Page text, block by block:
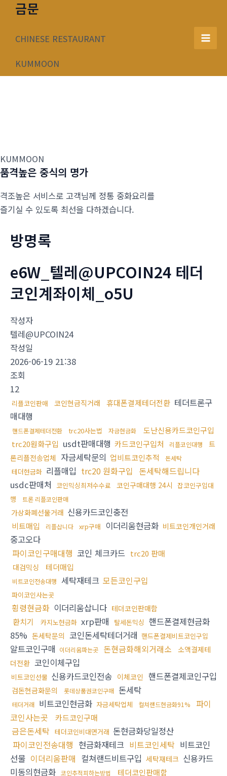
너
금문
CHINESE RESTAURANT
KUMMOON
Main
KUMMOON
품격높은 중식의 명가
격조높은 서비스로 고객님께 정통 중화요리를
즐기실 수 있도록 최선을 다하겠습니다.
방명록
e6W_텔레@UPCOIN24 테더
코인계좌이체_o5U
작성자
텔레@UPCOIN24
작성일
2026-06-19 21:38
조회
12
리플코인판매 코인현금직거래 휴대폰결제테더전환 테더트론구
매대행
핸드폰결제테더전환 trc20사는법 자금현금화
도난신용카드코인구입
trc20원화구입 usdt판매대행 카드코인구입처 리플코인대행
트
론리플전송업체 자금세탁문의 업비트코인추적 돈세탁
테더현금화 리플매입 trc20 원화구입 돈세탁해드립니다
usdc판매처 코인믹싱최저수수료 코인구매대행 24시 잡코인구입대
행
트론 리플코인판매
가상화폐선물거래 신용카드코인충전
비트매입 리플삽니다 xrp구매 이더리움현금화 비트코인개인거래
중고오다
파이코인구매대행 코인 체크카드 trc20 판매
대검믹싱 테더매입
비트코인전송대행 세탁재테크 모든코인구입
파이코인사는곳
횡령현금화 이더리움삽니다 테더코인판매함
환치기 카지노현금화 xrp판매 탈세돈믹싱 핸드폰결제현금화
85% 돈세탁문의 코인돈세탁테더거래 핸드폰결제비트코인구입
알트코인구매 이더리움파는곳 돈현금화해외거래소
소액결제테
더전환 코인이체구입
비트코인선물 신용카드코인전송 이체코인 핸드폰결제코인구입
검돈현금화문의 롯데상품권코인구매 돈세탁
테더거래 비트코인현금화 자금세탁업체 컬쳐랜드현금화91%
파이
코인사는곳
카드코인구매
금은돈세탁 테더코인비대면거래 돈현금화당일정산
파이코인전송대행 현금화재테크 비트코인세탁 비트코인
선물 이더리움판매 컬쳐랜드비트구입 세탁재테크 신용카드
미동의현금화 코인추적피하는방법
테더코인판매함